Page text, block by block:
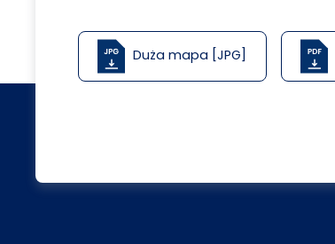
Duża mapa [JPG]